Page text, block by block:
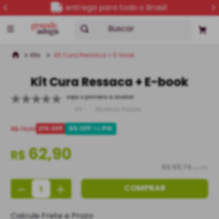
entrega para todo o Brasil
Buscar
Kits Kit Cura Ressaca + E-book
Kit Cura Ressaca + E-book
seja o primeiro a avaliar
R$ 79,90 21% OFF 5% OFFnoPIX
R$62,90
R$ 59,75
＋
－ COMPRAR
Calcule Frete e Prazo